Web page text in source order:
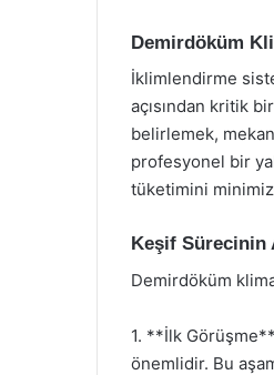
Demirdöküm
İklimlendirme
açısından kritik
belirlemek,
profesyonel bir
tüketimini
Keşif Sürecinin
Demirdöküm
1. **İlk
önemlidir. Bu